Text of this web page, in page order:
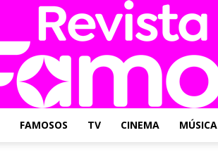
FAMOSOS TV CINEMA MÚSICA